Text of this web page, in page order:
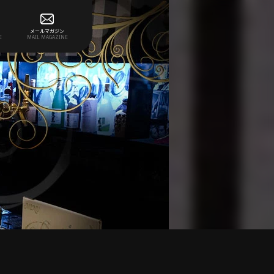
メールマガジン
MAIL MAGAZINE